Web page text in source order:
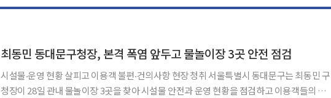
최동민 동대문구청장, 본격 폭염 앞두고 물놀이장 3곳 안전 점검
시설물‧운영 현황 살피고 이용객 불편‧건의사항 현장 청취 서울특별시 동대문구는 최동민 구
청장이 28일 관내 물놀이장 3곳을 찾아 시설물 안전과 운영 현황을 점검하고 이용객들의 의